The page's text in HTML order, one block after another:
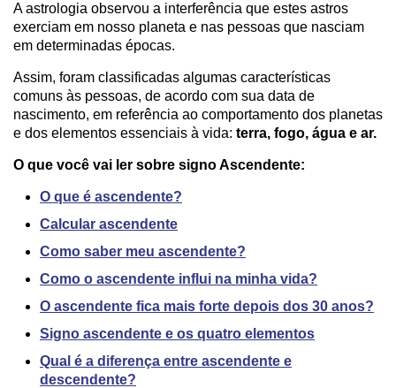
A astrologia observou a interferência que estes astros
exerciam em nosso planeta e nas pessoas que nasciam
em determinadas épocas.
Assim, foram classificadas algumas características
comuns às pessoas, de acordo com sua data de
nascimento, em referência ao comportamento dos planetas
e dos elementos essenciais à vida: terra, fogo, água e ar.
O que você vai ler sobre signo Ascendente:
O que é ascendente?
Calcular ascendente
Como saber meu ascendente?
Como o ascendente influi na minha vida?
O ascendente fica mais forte depois dos 30 anos?
Signo ascendente e os quatro elementos
Qual é a diferença entre ascendente e
descendente?